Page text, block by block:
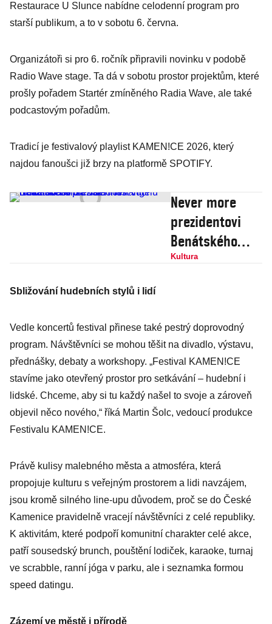
Restaurace U Slunce nabídne celodenní program pro
starší publikum, a to v sobotu 6. června.
Organizátoři si pro 6. ročník připravili novinku v podobě
Radio Wave stage. Ta dá v sobotu prostor projektům, které
prošly pořadem Startér zmíněného Radia Wave, ale také
podcastovým pořadům.
Tradicí je festivalový playlist KAMEN!CE 2026, který
najdou fanoušci již brzy na platformě SPOTIFY.
Never more
prezidentovi
Benátského
bienále
vstřícnost vůči
ruské účasti
Kultura
Sbližování hudebních stylů i lidí
Vedle koncertů festival přinese také pestrý doprovodný
program. Návštěvníci se mohou těšit na divadlo, výstavu,
přednášky, debaty a workshopy. „Festival KAMEN!CE
stavíme jako otevřený prostor pro setkávání – hudební i
lidské. Chceme, aby si tu každý našel to svoje a zároveň
objevil něco nového,“ říká Martin Šolc, vedoucí produkce
Festivalu KAMEN!CE.
Právě kulisy malebného města a atmosféra, která
propojuje kulturu s veřejným prostorem a lidi navzájem,
jsou kromě silného line-upu důvodem, proč se do České
Kamenice pravidelně vracejí návštěvníci z celé republiky.
K aktivitám, které podpoří komunitní charakter celé akce,
patří sousedský brunch, pouštění lodiček, karaoke, turnaj
ve scrabble, ranní jóga v parku, ale i seznamka formou
speed datingu.
Zázemí ve městě i přírodě